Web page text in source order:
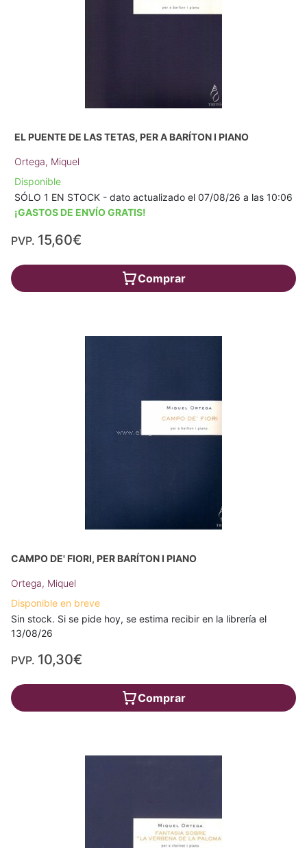
EL PUENTE DE LAS TETAS, PER A BARÍTON I PIANO
Ortega, Miquel
Disponible
SÓLO 1 EN STOCK - dato actualizado el 07/08/26 a las 10:06
¡GASTOS DE ENVÍO GRATIS!
PVP. 15,60€
Comprar
CAMPO DE' FIORI, PER BARÍTON I PIANO
Ortega, Miquel
Disponible en breve
Sin stock. Si se pide hoy, se estima recibir en la librería el
13/08/26
PVP. 10,30€
Comprar